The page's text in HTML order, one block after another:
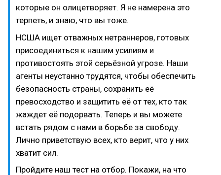
которые он олицетворяет. Я не намерена это
терпеть, и знаю, что вы тоже.
НСША ищет отважных нетраннеров, готовых
присоединиться к нашим усилиям и
противостоять этой серьёзной угрозе. Наши
агенты неустанно трудятся, чтобы обеспечить
безопасность страны, сохранить её
превосходство и защитить её от тех, кто так
жаждет её подорвать. Теперь и вы можете
встать рядом с нами в борьбе за свободу.
Лично приветствую всех, кто верит, что у них
хватит сил.
Пройдите наш тест на отбор. Покажи, на что